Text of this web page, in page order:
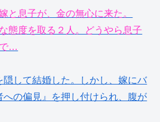
と息子が、金の無心に来た。
態度を取る２人。どうやら息子
…
隠して結婚した。しかし、嫁にバ
への偏見』を押し付けられ、腹が